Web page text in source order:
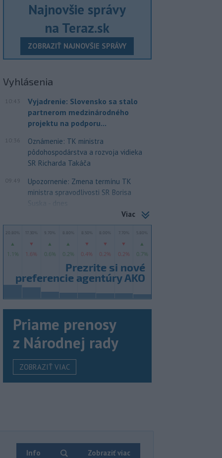
Najnovšie správy
na Teraz.sk
ZOBRAZIŤ NAJNOVŠIE SPRÁVY
Vyhlásenia
10:43
Vyjadrenie: Slovensko sa stalo
partnerom medzinárodného
projektu na podporu...
10:36
Oznámenie: TK ministra
pôdohospodárstva a rozvoja vidieka
SR Richarda Takáča
09:49
Upozornenie: Zmena termínu TK
ministra spravodlivosti SR Borisa
Suska - dnes
Viac
Priame prenosy
z Národnej rady
ZOBRAZIŤ VIAC
Info Zobraziť viac